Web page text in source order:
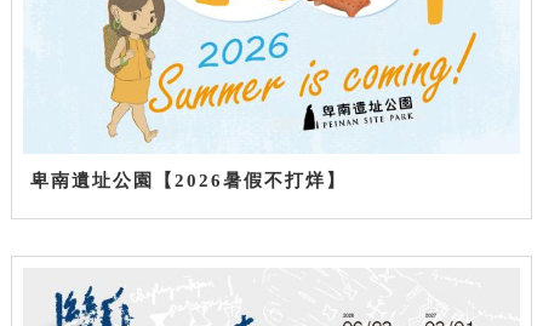
卑南遺址公園【2026暑假不打烊】